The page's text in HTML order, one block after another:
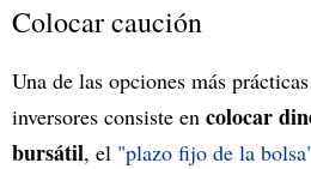
Colocar caución
Una de las opciones más
inversores consiste en colocar
bursátil, el "plazo fijo de la